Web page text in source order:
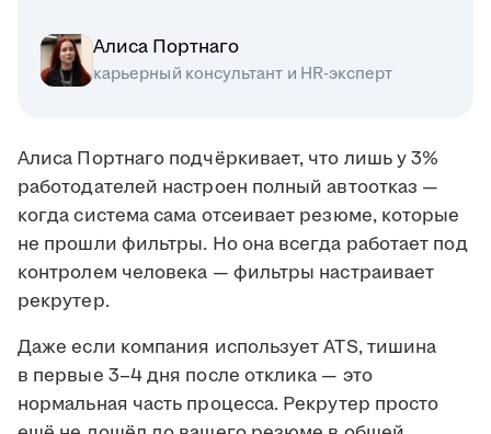
Алиса Портнаго
карьерный консультант и HR-эксперт
Алиса Портнаго подчёркивает, что лишь у 3%
работодателей настроен полный автоотказ —
когда система сама отсеивает резюме, которые
не прошли фильтры. Но она всегда работает под
контролем человека — фильтры настраивает
рекрутер.
Даже если компания использует ATS, тишина
в первые 3–4 дня после отклика — это
нормальная часть процесса. Рекрутер просто